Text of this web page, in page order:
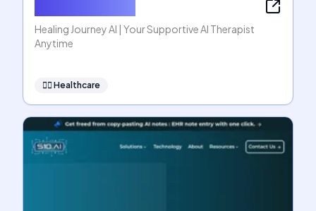
Healing Journey AI | Your Supportive AI Therapist
Anytime
👩‍⚕️ Healthcare